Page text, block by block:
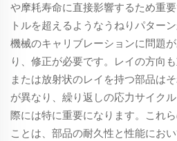
や摩耗寿命に直接影響するため重
トルを超えるようなうねりパター
機械のキャリブレーションに問題
り、修正が必要です。レイの方向
または放射状のレイを持つ部品は
が異なり、繰り返しの応力サイク
際には特に重要になります。これ
ことは、部品の耐久性と性能にお